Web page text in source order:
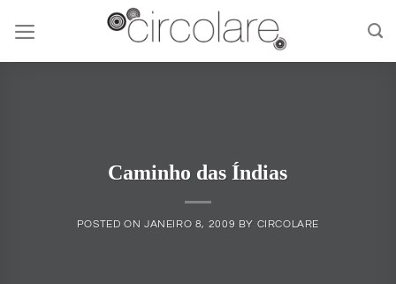
content
Caminho das Índias
POSTED ON JANEIRO 8, 2009 BY CIRCOLARE